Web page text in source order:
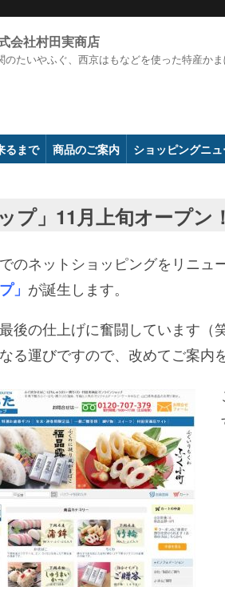
会社村田実商店
のたいやふぐ、西京はもなどを使った特産か
るまで 商品のご案内 ショッピングニ
プ」11月上旬オープン！
のネットショッピングをリニュ
」 が誕生します。
後の仕上げに奮闘しています（
る運びですので、改めてご案内